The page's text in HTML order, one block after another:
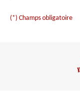
(*) Champs obligatoire